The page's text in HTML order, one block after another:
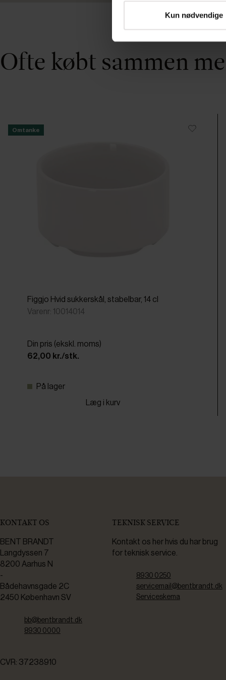
Kun nødvendige
Ofte købt sammen
Omtanke
Figgjo Hvid sukkerskål, stabelbar, 14 cl
Varenr: 10014014
Din pris (ekskl. moms)
62,00 kr./stk.
På lager
Læg i kurv
KONTAKT OS
BENT BRANDT
Langdyssen 7
8200 Aarhus N
-
Bådehavnsgade 2C
2450 København SV
bb@bentbrandt.dk
8930 0000
CVR: 37238910
TEKNISK SERVICE
Kontakt os her hvis du har brug
for teknisk service.
8930 0250
servicemail@bentbrandt.dk
Serviceskema